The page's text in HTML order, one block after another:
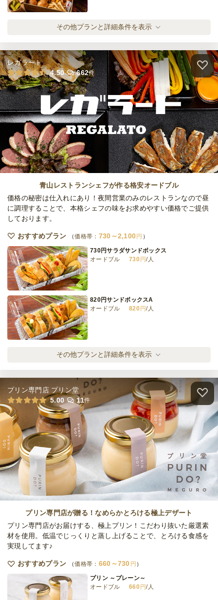
オードブル
30,000円
締切 3日前12時
最低ご注文金額 0円
SASAオリジナル・ハンバーガー
オードブル
1,870円/人
SASAオリジナル・チーズバーガー
オードブル
2,080円/人
SASAオリジナル・中目黒バーガー
オードブル
2,530円/人
SASAオリジナル・ベーコンチーズバーガー
オードブル
締切 4日前15時
※定休日を除く営業日換算
定休日 火
最低ご注文金額 30,000円
その他プランと詳細条件を表示
レガラート
4.50
662件
青山レストランシェフが作る格安オードブル
価格の秘密は仕入れにあり！夜間営業のみのレストランなので昼
に調理することで、本格シェフの味をお求めやすい価格でご提供
しております。
おすすめプラン 価格帯： 730～2,100 円
730円サラダサンドボックス
オードブル
730 円/人
820円サンドボックスA
オードブル
820 円/人
790円サンドボックスB
オードブル
790円/人
3種のサンドイッチと肉料理、揚げ物、デザ
ートプラン
オードブル
1,390円 /人
2100円バラエティーフィンガーフードプラ
ン
オードブル
2,100 円 /人
1290円フィンガーフードプラン
その他プランと詳細条件を表示
プリン専門店 プリン堂
5.00
11件
プリン専門店が贈る！なめらかとろける極上デザート
プリン専門店がお届けする、極上プリン！こだわり抜いた厳選素
材を使用。低温でじっくりと蒸し上げることで、とろける食感を
実現してます♪
おすすめプラン 価格帯： 660～730 円
プリン ～プレーン～
オードブル
660 円/人